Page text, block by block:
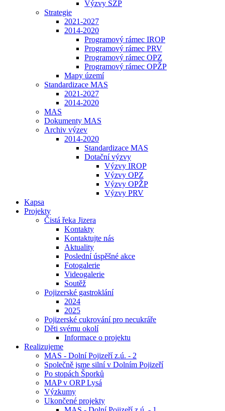
Výzvy SZP
Strategie
2021-2027
2014-2020
Programový rámec IROP
Programový rámec PRV
Programový rámec OPZ
Programový rámec OPŽP
Mapy území
Standardizace MAS
2021-2027
2014-2020
MAS
Dokumenty MAS
Archiv výzev
2014-2020
Standardizace MAS
Dotační výzvy
Výzvy IROP
Výzvy OPZ
Výzvy OPŽP
Výzvy PRV
Kapsa
Projekty
Čistá řeka Jizera
Kontakty
Kontaktujte nás
Aktuality
Poslední úspěšné akce
Fotogalerie
Videogalerie
Soutěž
Pojizerské gastroklání
2024
2025
Pojizerské cukrování pro necukráře
Děti svému okolí
Informace o projektu
Realizujeme
MAS - Dolní Pojizeří z.ú. - 2
Společně jsme silní v Dolním Pojizeří
Po stopách Šporků
MAP v ORP Lysá
Výzkumy
Ukončené projekty